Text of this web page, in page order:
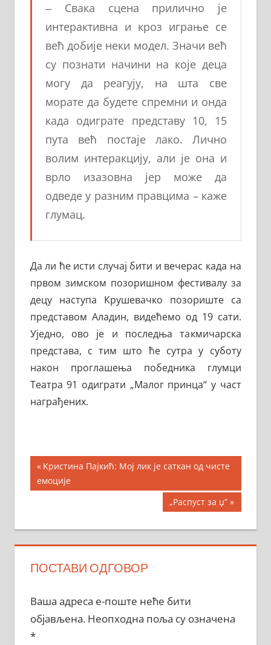
‒ Свака сцена прилично је
интерактивна и кроз играње се
већ добије неки модел. Значи већ
су познати начини на које деца
могу да реагују, на шта све
морате да будете спремни и онда
када одиграте представу 10, 15
пута већ постаје лако. Лично
волим интеракцију, али је она и
врло изазовна јер може да
одведе у разним правцима – каже
глумац.
Да ли ће исти случај бити и вечерас када на
првом зимском позоришном фестивалу за
децу наступа Крушевачко позориште са
представом Аладин, видећемо од 19 сати.
Уједно, ово је и последња такмичарска
представа, с тим што ће сутра у суботу
након проглашења победника глумци
Театра 91 одиграти „Малог принца“ у част
награђених.
Кретање
чланка
Previous
Post:
Kристина Пајкић: Мој лик је саткан од чисте
емоције
Next
Post:
„Распуст за џ”
ПОСТАВИ ОДГОВОР
Ваша адреса е-поште неће бити
објављена. Неопходна поља су означена
*